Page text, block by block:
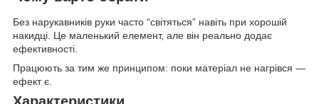
Без нарукавників руки часто “світяться” навіть при хорошій
накидці. Це маленький елемент, але він реально додає
ефективності.
Працюють за тим же принципом: поки матеріал не нагрівся —
ефект є.